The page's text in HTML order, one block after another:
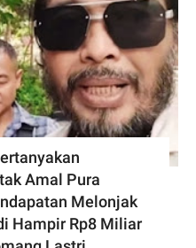
Amal Pura
Melonjak
Hampir Rp8 Miliar